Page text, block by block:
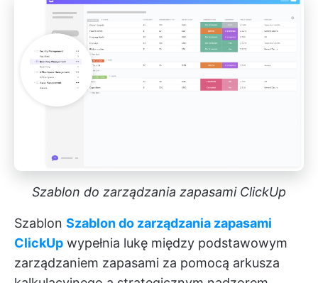
Szablon do zarządzania zapasami ClickUp
Szablon Szablon do zarządzania zapasami
ClickUp wypełnia lukę między podstawowym
zarządzaniem zapasami za pomocą arkusza